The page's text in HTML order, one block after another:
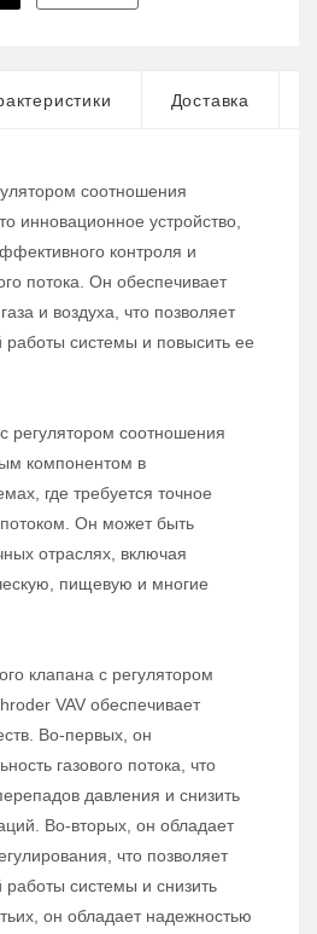
Доставка
соотношения
инновационное устройство,
контроля и
потока. Он обеспечивает
и воздуха, что позволяет
работы системы и повысить ее
регулятором соотношения
компонентом в
где требуется точное
Он может быть
отраслях, включая
пищевую и многие
клапана с регулятором
VAV обеспечивает
Во-первых, он
газового потока, что
давления и снизить
Во-вторых, он обладает
что позволяет
работы системы и снизить
он обладает надежностью